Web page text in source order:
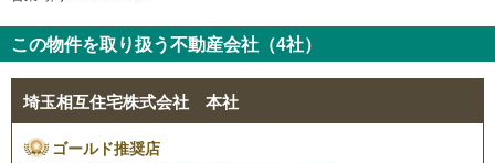
この物件を取り扱う不動産会社（4社）
埼玉相互住宅株式会社 本社
ゴールド推奨店